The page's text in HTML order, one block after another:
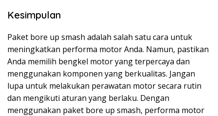
Kesimpulan
Paket bore up smash adalah salah satu cara untuk
meningkatkan performa motor Anda. Namun, pastikan
Anda memilih bengkel motor yang terpercaya dan
menggunakan komponen yang berkualitas. Jangan
lupa untuk melakukan perawatan motor secara rutin
dan mengikuti aturan yang berlaku. Dengan
menggunakan paket bore up smash, performa motor